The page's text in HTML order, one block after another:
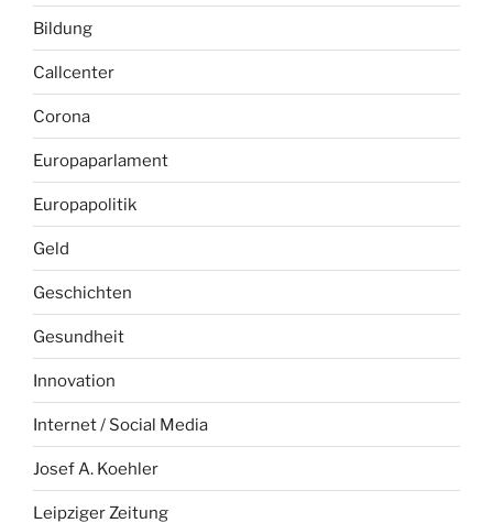
Bildung
Callcenter
Corona
Europaparlament
Europapolitik
Geld
Geschichten
Gesundheit
Innovation
Internet / Social Media
Josef A. Koehler
Leipziger Zeitung